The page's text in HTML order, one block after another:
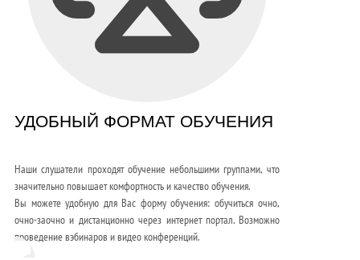
УДОБНЫЙ ФОРМАТ ОБУЧЕНИЯ
Наши слушатели проходят обучение небольшими группами, что
значительно повышает комфортность и качество обучения.
Вы можете удобную для Вас форму обучения: обучиться очно,
очно-заочно и дистанционно через интернет портал. Возможно
проведение вэбинаров и видео конференций.